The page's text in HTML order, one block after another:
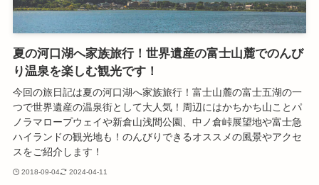
夏の河口湖へ家族旅行！世界遺産の富士山麓でのんび
り温泉を楽しむ観光です！
今回の旅日記は夏の河口湖へ家族旅行！富士山麓の富士五湖の一
つで世界遺産の温泉街として大人気！周辺にはかちかち山ことパ
ノラマロープウェイや新倉山浅間公園、中ノ倉峠展望地や富士急
ハイランドの観光地も！のんびりできるオススメの風景やアクセ
スをご紹介します！
2018-09-04 2024-04-11